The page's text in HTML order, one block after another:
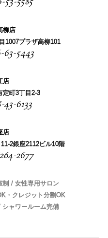
柳店
1007プラザ高柳101
63-5443
店
定町3丁目2-3
43-6133
店
2銀座2112ビル10階
2677
制 / 女性専用サロン
・クレジット分割OK
ャワールーム完備